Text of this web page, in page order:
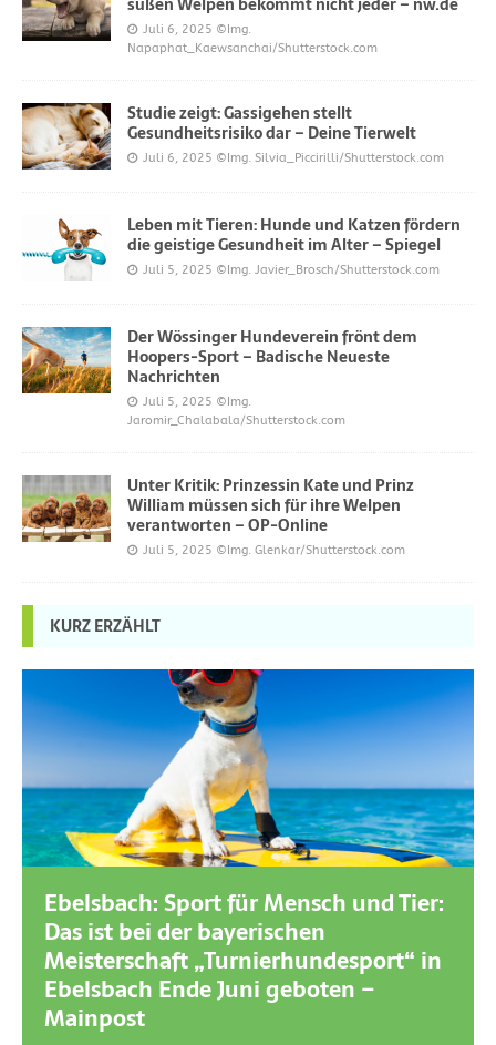
Juli 6, 2025 ©Img.
Napaphat_Kaewsanchai/Shutterstock.com
Studie zeigt: Gassigehen stellt
Gesundheitsrisiko dar – Deine Tierwelt
Juli 6, 2025 ©Img. Silvia_Piccirilli/Shutterstock.com
Leben mit Tieren: Hunde und Katzen fördern
die geistige Gesundheit im Alter – Spiegel
Juli 5, 2025 ©Img. Javier_Brosch/Shutterstock.com
Der Wössinger Hundeverein frönt dem
Hoopers-Sport – Badische Neueste
Nachrichten
Juli 5, 2025 ©Img.
Jaromir_Chalabala/Shutterstock.com
Unter Kritik: Prinzessin Kate und Prinz
William müssen sich für ihre Welpen
verantworten – OP-Online
Juli 5, 2025 ©Img. Glenkar/Shutterstock.com
KURZ ERZÄHLT
Ebelsbach: Sport für Mensch und Tier:
Das ist bei der bayerischen
Meisterschaft „Turnierhundesport“ in
Ebelsbach Ende Juni geboten –
Mainpost